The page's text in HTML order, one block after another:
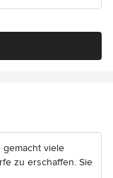
gemacht viele
zu erschaffen. Sie